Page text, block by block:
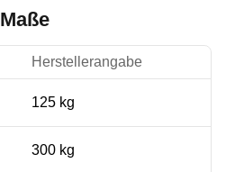
Maße
Herstellerangabe
125 kg
300 kg